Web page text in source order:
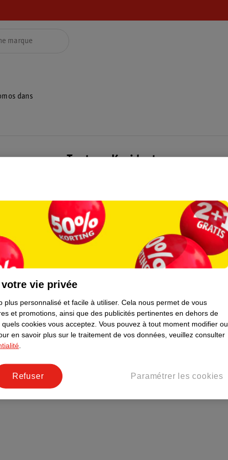
dans
Tout sur Kruidvat
Formule commerciale
Coordonnées de l’entreprise
Plus durable
vie privée
plus personnalisé et facile à utiliser. Cela nous permet de vous
et promotions, ainsi que des publicités pertinentes en dehors de
cookies vous acceptez. Vous pouvez à tout moment modifier ou
en savoir plus sur le traitement de vos données, veuillez consulter
Paramétrer les cookies
Refuser